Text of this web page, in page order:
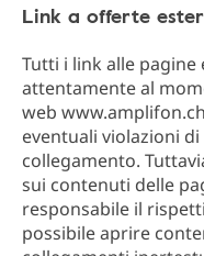
Link a offerte
Tutti i link alle
attentamente al
web
eventuali violazioni
collegamento.
sui contenuti delle
responsabile il
possibile aprire